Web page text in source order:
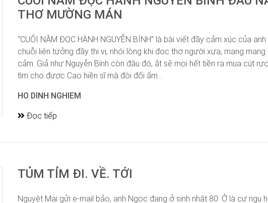
THƠ MƯỜNG MÁN
“CUỐI NĂM ĐỌC HÀNH NGUYỄN BÍNH” là bài viết đầy cảm xúc của
chuỗi liên tưởng đầy thi vị, nhói lòng khi đọc thơ người xưa, mang
cảm. Giả như Nguyễn Bính còn đâu đó, ắt sẽ moi hết tiền ra mua cút
tìm cho được Cao hiền sĩ mà đòi đối ẩm...
HO DINH NGHIEM
Đọc tiếp
TỦM TỈM ĐI. VỀ. TỚI
Nguyệt Mai gửi e-mail bảo, anh Ngọc đang ở sinh nhật 80. Ở là cư ngụ